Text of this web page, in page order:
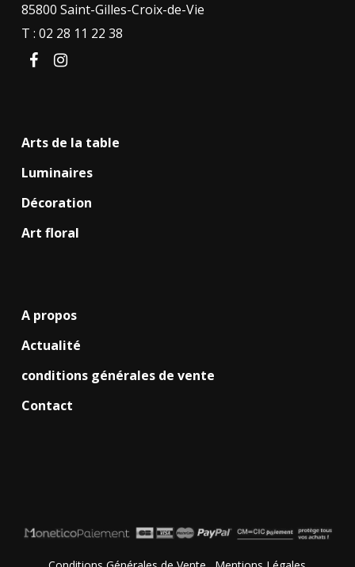
85800 Saint-Gilles-Croix-de-Vie
T : 02 28 11 22 38
facebookinstagram
Arts de la table
Luminaires
Décoration
Art floral
A propos
Actualité
conditions générales de vente
Contact